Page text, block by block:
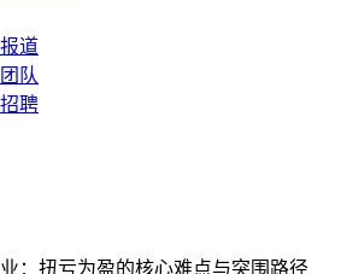
道
队
聘
：扭亏为盈的核心难点与突围路径